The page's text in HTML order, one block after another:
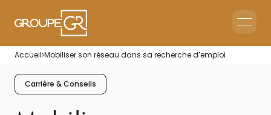
Le groupe GR
Accueil en Entreprise
Accueil Mobiliser son réseau dans sa recherche d’emploi
Carrière & Conseils